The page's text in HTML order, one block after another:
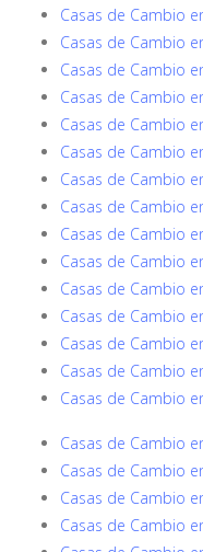
Casas de Cambio
Casas de Cambio
Casas de Cambio
Casas de Cambio
Casas de Cambio
Casas de Cambio
Casas de Cambio
Casas de Cambio
Casas de Cambio
Casas de Cambio
Casas de Cambio
Casas de Cambio
Casas de Cambio
Casas de Cambio
Casas de Cambio
Casas de Cambio
Casas de Cambio
Casas de Cambio
Casas de Cambio